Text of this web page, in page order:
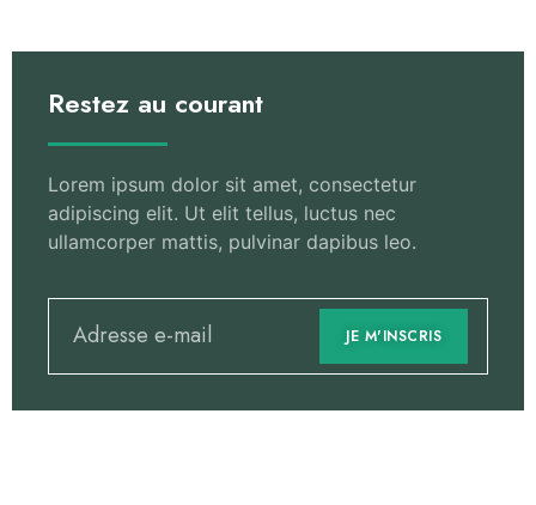
Restez au courant
Lorem ipsum dolor sit amet, consectetur
adipiscing elit. Ut elit tellus, luctus nec
ullamcorper mattis, pulvinar dapibus leo.
JE M'INSCRIS